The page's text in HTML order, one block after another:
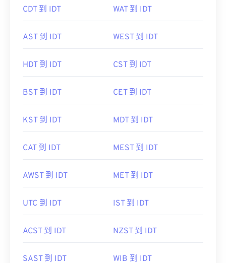
CDT 到 IDT WAT 到 IDT
AST 到 IDT WEST 到 IDT
HDT 到 IDT CST 到 IDT
BST 到 IDT CET 到 IDT
KST 到 IDT MDT 到 IDT
CAT 到 IDT MEST 到 IDT
AWST 到 IDT MET 到 IDT
UTC 到 IDT IST 到 IDT
ACST 到 IDT NZST 到 IDT
SAST 到 IDT WIB 到 IDT